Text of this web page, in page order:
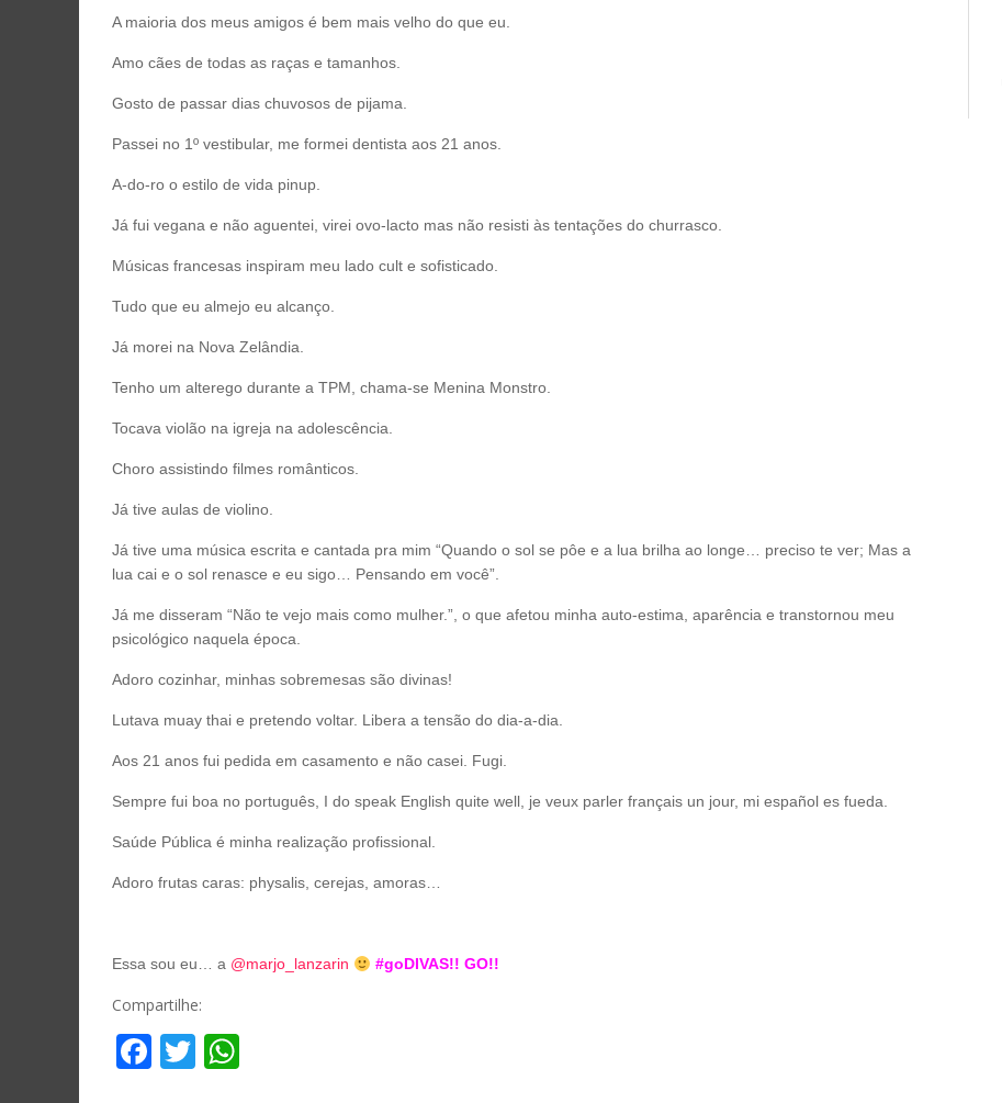
A maioria dos meus amigos é bem mais velho do que eu.
Amo cães de todas as raças e tamanhos.
Gosto de passar dias chuvosos de pijama.
Passei no 1º vestibular, me formei dentista aos 21 anos.
A-do-ro o estilo de vida pinup.
Já fui vegana e não aguentei, virei ovo-lacto mas não resisti às tentações do churrasco.
Músicas francesas inspiram meu lado cult e sofisticado.
Tudo que eu almejo eu alcanço.
Já morei na Nova Zelândia.
Tenho um alterego durante a TPM, chama-se Menina Monstro.
Tocava violão na igreja na adolescência.
Choro assistindo filmes românticos.
Já tive aulas de violino.
Já tive uma música escrita e cantada pra mim “Quando o sol se pôe e a lua brilha ao longe… preciso te ver; Mas a
lua cai e o sol renasce e eu sigo… Pensando em você”.
Já me disseram “Não te vejo mais como mulher.”, o que afetou minha auto-estima, aparência e transtornou meu
psicológico naquela época.
Adoro cozinhar, minhas sobremesas são divinas!
Lutava muay thai e pretendo voltar. Libera a tensão do dia-a-dia.
Aos 21 anos fui pedida em casamento e não casei. Fugi.
Sempre fui boa no português, I do speak English quite well, je veux parler français un jour, mi español es fueda.
Saúde Pública é minha realização profissional.
Adoro frutas caras: physalis, cerejas, amoras…
Essa sou eu… a @marjo_lanzarin #goDIVAS!! GO!!
Compartilhe:
Facebook
Twitter